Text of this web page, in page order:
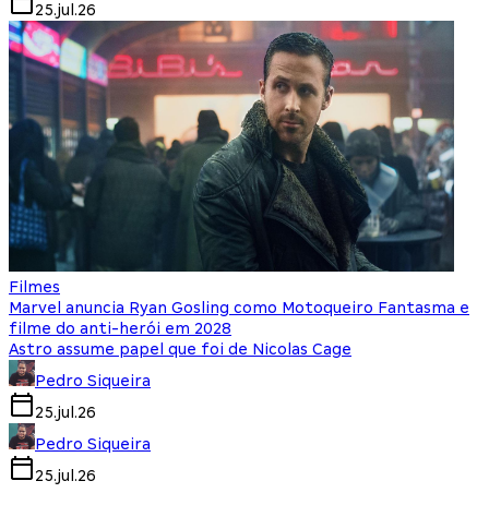
25.jul.26
Filmes
Marvel anuncia Ryan Gosling como Motoqueiro Fantasma e
filme do anti-herói em 2028
Astro assume papel que foi de Nicolas Cage
Pedro Siqueira
25.jul.26
Pedro Siqueira
25.jul.26